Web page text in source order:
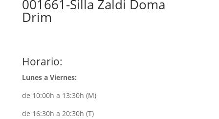
001661-Silla Zaldi Doma
Drim
Horario:
Lunes a Viernes:
de 10:00h a 13:30h (M)
de 16:30h a 20:30h (T)